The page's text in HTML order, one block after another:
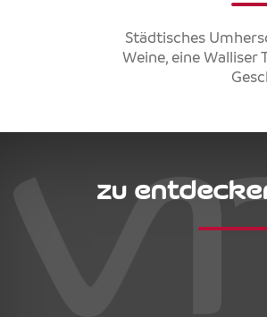
Städtisches
Weine, eine Walliser
zu